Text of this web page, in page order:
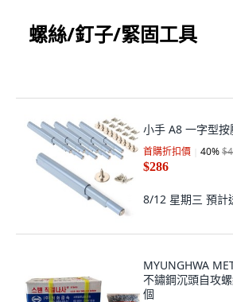
螺絲/釘子/緊固工具
小手 A8 一字型按
首購折扣價 40%
$286
8/12 星期三 預計
MYUNGHWA
不鏽鋼沉頭自攻
個